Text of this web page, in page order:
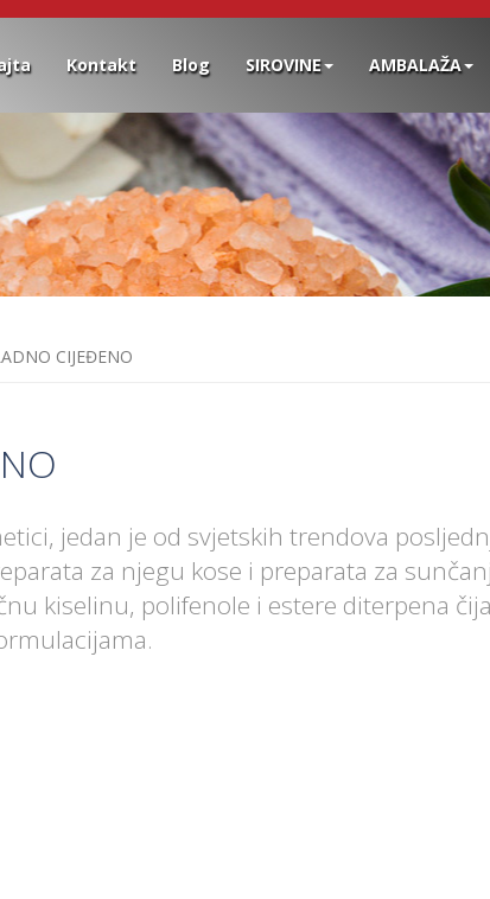
Kontakt Blog SIROVINE AMBALAŽA
CIJEĐENO
jedan je od svjetskih trendova
za njegu kose i preparata za
kiselinu, polifenole i estere diterpena